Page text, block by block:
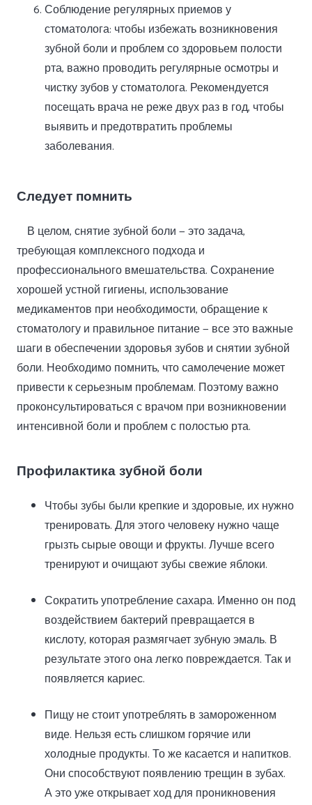
Соблюдение регулярных приемов у
стоматолога: чтобы избежать возникновения
зубной боли и проблем со здоровьем полости
рта, важно проводить регулярные осмотры и
чистку зубов у стоматолога. Рекомендуется
посещать врача не реже двух раз в год, чтобы
выявить и предотвратить проблемы
заболевания.
Следует помнить
В целом, снятие зубной боли — это задача,
требующая комплексного подхода и
профессионального вмешательства. Сохранение
хорошей устной гигиены, использование
медикаментов при необходимости, обращение к
стоматологу и правильное питание — все это важные
шаги в обеспечении здоровья зубов и снятии зубной
боли. Необходимо помнить, что самолечение может
привести к серьезным проблемам. Поэтому важно
проконсультироваться с врачом при возникновении
интенсивной боли и проблем с полостью рта.
Профилактика зубной боли
Чтобы зубы были крепкие и здоровые, их нужно
тренировать. Для этого человеку нужно чаще
грызть сырые овощи и фрукты. Лучше всего
тренируют и очищают зубы свежие яблоки.
Сократить употребление сахара. Именно он под
воздействием бактерий превращается в
кислоту, которая размягчает зубную эмаль. В
результате этого она легко повреждается. Так и
появляется кариес.
Пищу не стоит употреблять в замороженном
виде. Нельзя есть слишком горячие или
холодные продукты. То же касается и напитков.
Они способствуют появлению трещин в зубах.
А это уже открывает ход для проникновения